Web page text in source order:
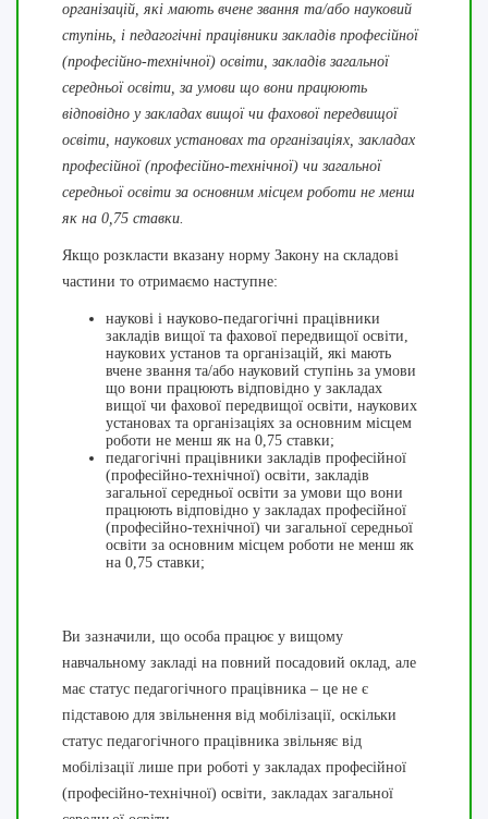
організацій, які мають вчене звання та/або науковий
ступінь, і педагогічні працівники закладів професійної
(професійно-технічної) освіти, закладів загальної
середньої освіти, за умови що вони працюють
відповідно у закладах вищої чи фахової передвищої
освіти, наукових установах та організаціях, закладах
професійної (професійно-технічної) чи загальної
середньої освіти за основним місцем роботи не менш
як на 0,75 ставки.
Якщо розкласти вказану норму Закону на складові
частини то отримаємо наступне:
наукові і науково-педагогічні працівники
закладів вищої та фахової передвищої освіти,
наукових установ та організацій, які мають
вчене звання та/або науковий ступінь за умови
що вони працюють відповідно у закладах
вищої чи фахової передвищої освіти, наукових
установах та організаціях за основним місцем
роботи не менш як на 0,75 ставки;
педагогічні працівники закладів професійної
(професійно-технічної) освіти, закладів
загальної середньої освіти за умови що вони
працюють відповідно у закладах професійної
(професійно-технічної) чи загальної середньої
освіти за основним місцем роботи не менш як
на 0,75 ставки;
Ви зазначили, що особа працює у вищому
навчальному закладі на повний посадовий оклад, але
має статус педагогічного працівника – це не є
підставою для звільнення від мобілізації, оскільки
статус педагогічного працівника звільняє від
мобілізації лише при роботі у закладах професійної
(професійно-технічної) освіти, закладах загальної